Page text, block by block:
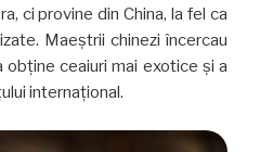
ci provine din China, la fel ca
Maeștrii chinezi încercau
ceaiuri mai exotice și a
internațional.